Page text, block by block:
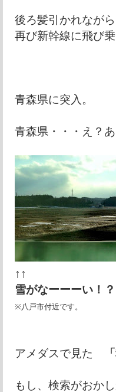
後ろ髪引かれなが
再び新幹線に飛び
青森県に突入。
青森県・・・え？
↑↑
雪がなーーーい！？
※八戸市付近です。
アメダスで見た
もし、検索がおか